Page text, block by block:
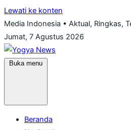
Lewati ke konten
Media Indonesia • Aktual, Ringkas,
Jumat, 7 Agustus 2026
Buka menu
Beranda